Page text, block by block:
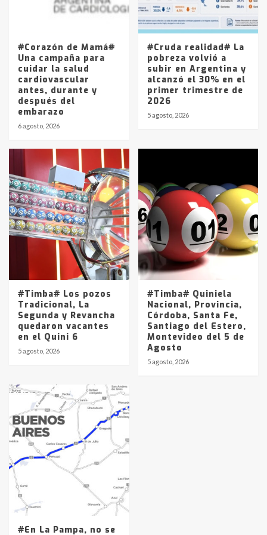
Los precios de los combustibles en
La Pampa, desde YPF hasta Axion
entre 857 a 1338 pesos
#Corazón de Mamá#
Una campaña para
cuidar la salud
cardiovascular
antes, durante y
después del
embarazo
6 agosto, 2026
#Cruda realidad# La
pobreza volvió a
subir en Argentina y
alcanzó el 30% en el
primer trimestre de
2026
5 agosto, 2026
#Timba# Los pozos
Tradicional, La
Segunda y Revancha
quedaron vacantes
en el Quini 6
5 agosto, 2026
#Timba# Quiniela
Nacional, Provincia,
Córdoba, Santa Fe,
Santiago del Estero,
Montevideo del 5 de
Agosto
5 agosto, 2026
#En La Pampa, no se